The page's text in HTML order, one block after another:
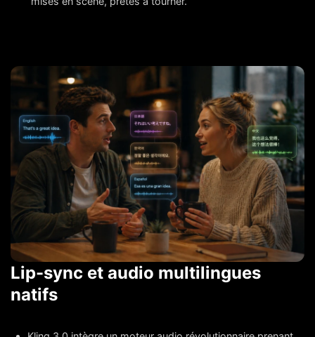
Lip-sync et audio multilingues
natifs